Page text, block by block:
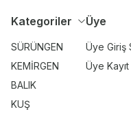
Kategoriler
SÜRÜNGEN
KEMİRGEN
BALIK
KUŞ
Üye
Üye Giriş
Üye Kayıt